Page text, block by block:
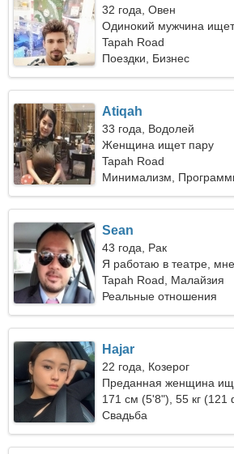
32 года, Овен
Одинокий мужчина
Tapah Road
Поездки, Бизнес
Atiqah
33 года, Водолей
Женщина ищет пару
Tapah Road
Минимализм,
Sean
43 года, Рак
Я работаю в театре,
женщина
Tapah Road, Малайзия
Реальные отношения
Hajar
22 года, Козерог
Преданная женщина
отношения
171 см (5'8"), 55 кг (121
Свадьба